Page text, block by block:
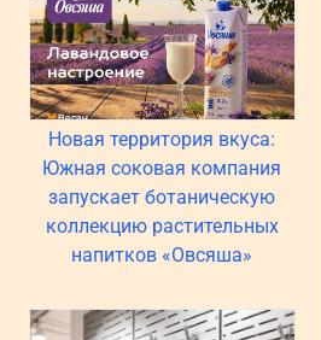
Новая территория вкуса:
Южная соковая компания
запускает ботаническую
коллекцию растительных
напитков «Овсяша»